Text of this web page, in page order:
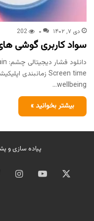
دی ۷, ۱۴۰۲ ۰ 202
سواد کاربری گوشی
wellbeing…
بیشتر بخوانید »
پیاده سازی و
ایکس یوتیوب